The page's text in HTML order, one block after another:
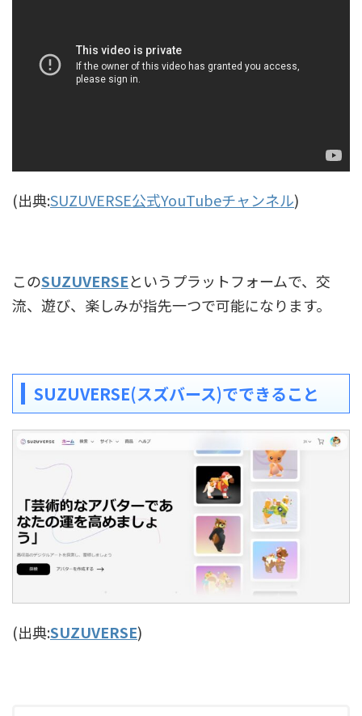
(出典:SUZUVERSE公式YouTubeチャンネル)
このSUZUVERSEというプラットフォームで、交
流、遊び、楽しみが指先一つで可能になります。
SUZUVERSE(スズバース)でできること
(出典:SUZUVERSE)